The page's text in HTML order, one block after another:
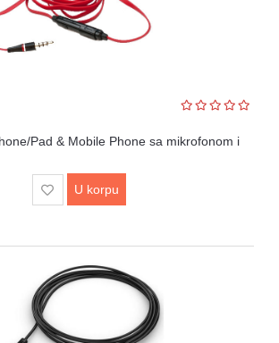
Pad & Mobile Phone sa mikrofonom i
U korpu